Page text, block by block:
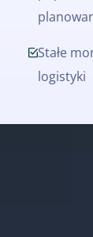
Stałe
logistyki